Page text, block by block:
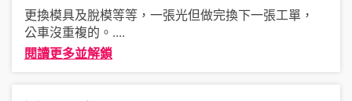
更換模具及脫模等等，一張光但做完換下一張工單，
公車沒重複的。 ....
閱讀更多並解鎖